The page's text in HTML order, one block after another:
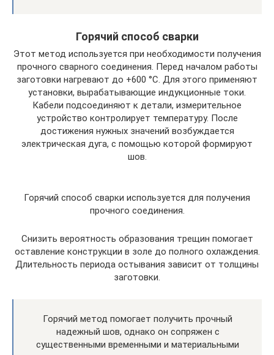
Горячий способ сварки
Этот метод используется при необходимости получения
прочного сварного соединения. Перед началом работы
заготовки нагревают до +600 °С. Для этого применяют
установки, вырабатывающие индукционные токи.
Кабели подсоединяют к детали, измерительное
устройство контролирует температуру. После
достижения нужных значений возбуждается
электрическая дуга, с помощью которой формируют
шов.
Горячий способ сварки используется для получения
прочного соединения.
Снизить вероятность образования трещин помогает
оставление конструкции в золе до полного охлаждения.
Длительность периода остывания зависит от толщины
заготовки.
Горячий метод помогает получить прочный
надежный шов, однако он сопряжен с
существенными временными и материальными